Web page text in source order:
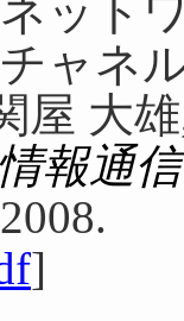
ット
ャネ
屋 大
報通
]